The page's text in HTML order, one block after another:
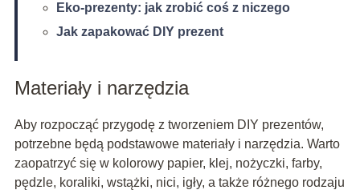
Eko-prezenty: jak zrobić coś z niczego
Jak zapakować DIY prezent
Materiały i narzędzia
Aby rozpocząć przygodę z tworzeniem DIY prezentów,
potrzebne będą podstawowe materiały i narzędzia. Warto
zaopatrzyć się w kolorowy papier, klej, nożyczki, farby,
pędzle, koraliki, wstążki, nici, igły, a także różnego rodzaju